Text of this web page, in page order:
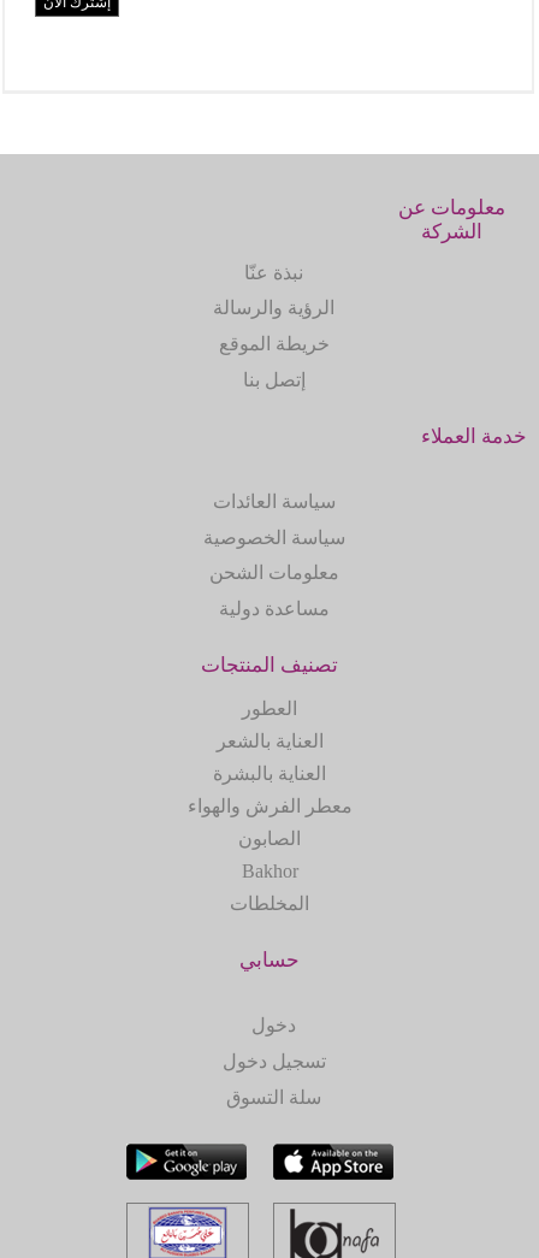
معلومات عن
الشركة
نبذة عنّا
الرؤية والرسالة
خريطة الموقع
إتصل بنا
خدمة العملاء
سياسة العائدات
سياسة الخصوصية
معلومات الشحن
مساعدة دولية
تصنيف المنتجات
العطور
العناية بالشعر
العناية بالبشرة
معطر الفرش والهواء
الصابون
Bakhor
المخلطات
حسابي
دخول
تسجيل دخول
سلة التسوق